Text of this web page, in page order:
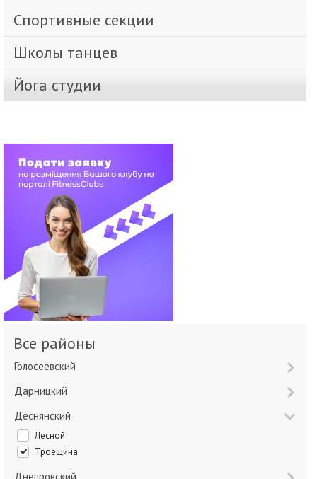
Спортивные секции
Школы танцев
Йога студии
Все районы
Голосеевский
Дарницкий
Деснянский
Лесной
Троещина